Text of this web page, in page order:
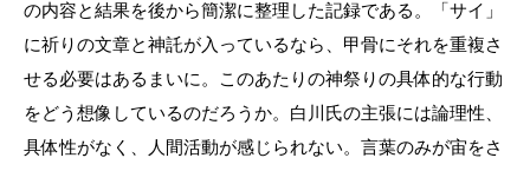
の内容と結果を後から簡潔に整理した記録である。「サイ」
に祈りの文章と神託が入っているなら、甲骨にそれを重複さ
せる必要はあるまいに。このあたりの神祭りの具体的な行動
をどう想像しているのだろうか。白川氏の主張には論理性、
具体性がなく、人間活動が感じられない。言葉のみが宙をさ